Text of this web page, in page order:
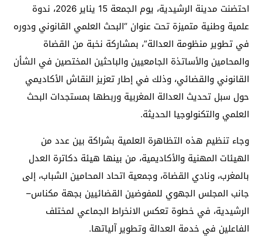
احتضنت مدينة الرشيدية، يوم الجمعة 15 يناير 2026، ندوة
علمية وطنية متميزة تحت عنوان “البحث العلمي القانوني ودوره
في تطوير منظومة العدالة”، بمشاركة نخبة من القضاة
والمحامين والأساتذة الجامعيين والباحثين المختصين في الشأن
القانوني والقضائي، وذلك في إطار تعزيز النقاش الأكاديمي
حول سبل تحديث العدالة المغربية وربطها بمستجدات البحث
العلمي والتكنولوجيا الحديثة.
وجاء تنظيم هذه التظاهرة العلمية بشراكة بين عدد من
الهيئات المهنية والأكاديمية، من بينها هيئة دكاترة العدل
بالمغرب، ونادي القضاة، وجمعية اتحاد المحامين الشباب، إلى
جانب المجلس الجهوي للمفوضين القضائيين بجهة مكناس–
الرشيدية، في خطوة تعكس الانخراط الجماعي لمختلف
الفاعلين في خدمة العدالة وتطوير آلياتها.